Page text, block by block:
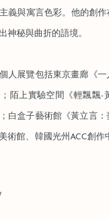
義與寓言色彩。他的創
神秘與曲折的語境。
人展覽包括東京畫廊《
陌上實驗空間《輕飄飄-
⽩盒⼦藝術館《黃⽴⾔
術館、韓國光州ACC創